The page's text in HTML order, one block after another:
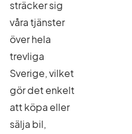
sträcker sig
våra tjänster
över hela
trevliga
Sverige, vilket
gör det enkelt
att köpa eller
sälja bil,